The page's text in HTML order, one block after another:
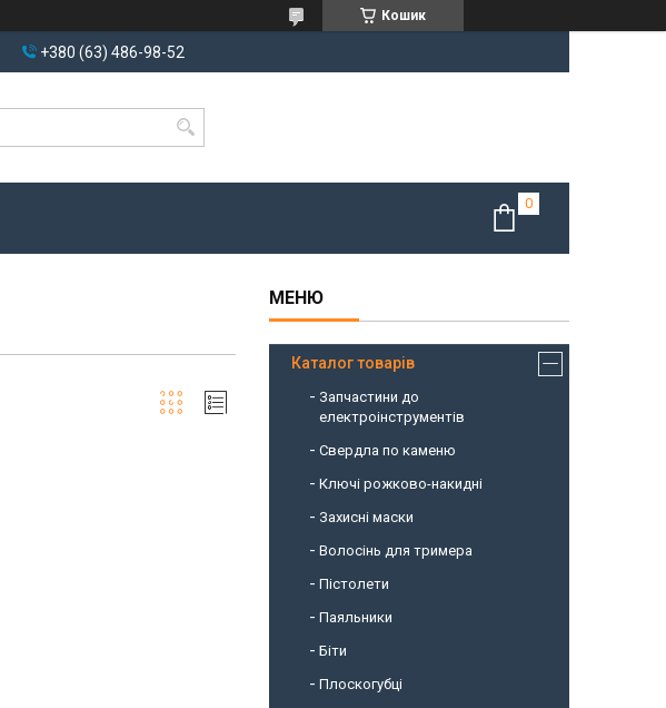
Кошик
+380 (63) 486-98-52
Каталог товарів
Запчастини до
електроінструментів
Свердла по каменю
Ключі рожково-накидні
Захисні маски
Волосінь для тримера
Пістолети
Паяльники
Біти
Плоскогубці